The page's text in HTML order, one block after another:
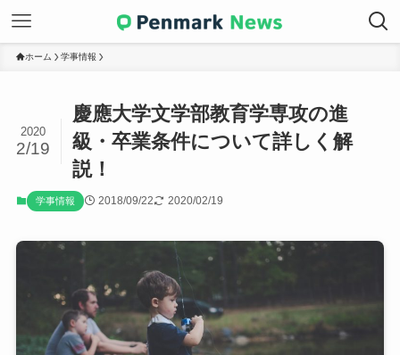
ホーム 学事情報
慶應大学文学部教育学専攻の進
級・卒業条件について詳しく解
説！
2020
2/19
学事情報 2018/09/22 2020/02/19